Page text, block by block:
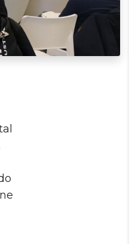
Policy